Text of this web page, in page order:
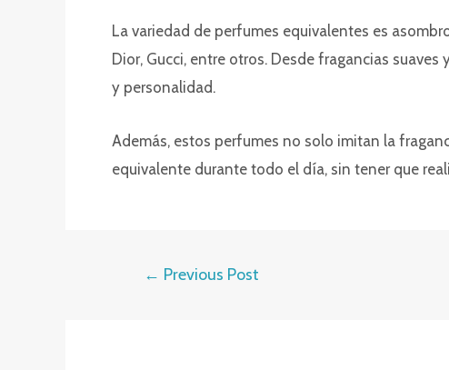
La variedad de perfumes equivalentes es
Dior, Gucci, entre otros. Desde fragancias
y personalidad.
Además, estos perfumes no solo imitan la
equivalente durante todo el día, sin tener que
Post← Previous Post